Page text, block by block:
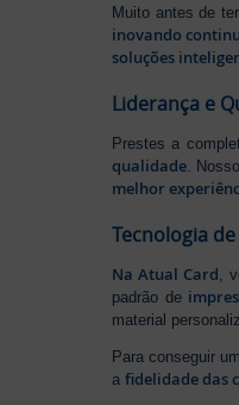
Muito antes de
inovando
soluções
Liderança e
Prestes a
qualidade .
melhor
Tecnologia
Na Atual Card ,
padrão de
material
Para conseguir
afidelidade das